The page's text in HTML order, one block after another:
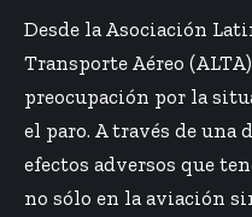
Desde la Asociación
Transporte Aéreo
preocupación por la
el paro. A través de una
efectos adversos que
no sólo en la aviación